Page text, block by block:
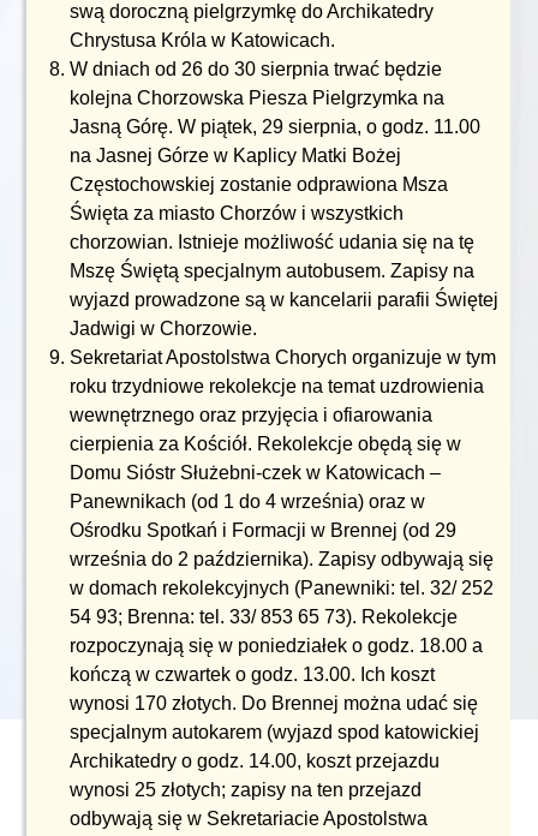
swą doroczną pielgrzymkę do Archikatedry
Chrystusa Króla w Katowicach.
W dniach od 26 do 30 sierpnia trwać będzie
kolejna Chorzowska Piesza Pielgrzymka na
Jasną Górę. W piątek, 29 sierpnia, o godz. 11.00
na Jasnej Górze w Kaplicy Matki Bożej
Częstochowskiej zostanie odprawiona Msza
Święta za miasto Chorzów i wszystkich
chorzowian. Istnieje możliwość udania się na tę
Mszę Świętą specjalnym autobusem. Zapisy na
wyjazd prowadzone są w kancelarii parafii Świętej
Jadwigi w Chorzowie.
Sekretariat Apostolstwa Chorych organizuje w tym
roku trzydniowe rekolekcje na temat uzdrowienia
wewnętrznego oraz przyjęcia i ofiarowania
cierpienia za Kościół. Rekolekcje obędą się w
Domu Sióstr Służebni-czek w Katowicach –
Panewnikach (od 1 do 4 września) oraz w
Ośrodku Spotkań i Formacji w Brennej (od 29
września do 2 października). Zapisy odbywają się
w domach rekolekcyjnych (Panewniki: tel. 32/ 252
54 93; Brenna: tel. 33/ 853 65 73). Rekolekcje
rozpoczynają się w poniedziałek o godz. 18.00 a
kończą w czwartek o godz. 13.00. Ich koszt
wynosi 170 złotych. Do Brennej można udać się
specjalnym autokarem (wyjazd spod katowickiej
Archikatedry o godz. 14.00, koszt przejazdu
wynosi 25 złotych; zapisy na ten przejazd
odbywają się w Sekretariacie Apostolstwa